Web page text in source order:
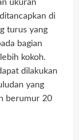
ukuran
di
turus yang
bagian
kokoh.
dilakukan
yang
berumur 20